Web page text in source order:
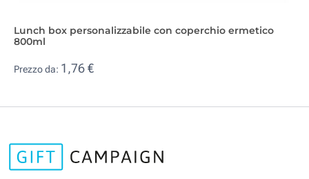
Lunch box personalizzabile con coperchio ermetico
800ml
Prezzo da: 1,76 €